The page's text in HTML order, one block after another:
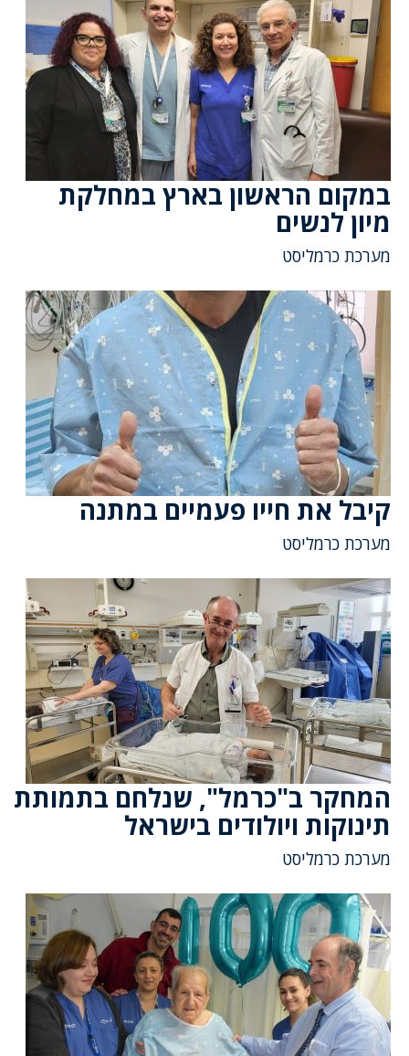
במקום הראשון בארץ במחלקת
מיון לנשים
מערכת כרמליסט
קיבל את חייו פעמיים במתנה
מערכת כרמליסט
המחקר ב"כרמל", שנלחם בתמותת
תינוקות ויולודים בישראל
מערכת כרמליסט